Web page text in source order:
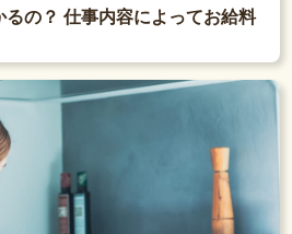
の？ 仕事内容によってお給料